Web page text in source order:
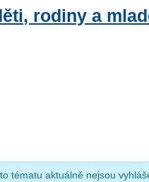
rodiny a
tématu aktuálně nejsou